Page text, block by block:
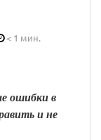
< 1 мин.
ошибки в
и не